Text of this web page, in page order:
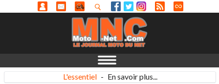
L'essentiel - En savoir plus...